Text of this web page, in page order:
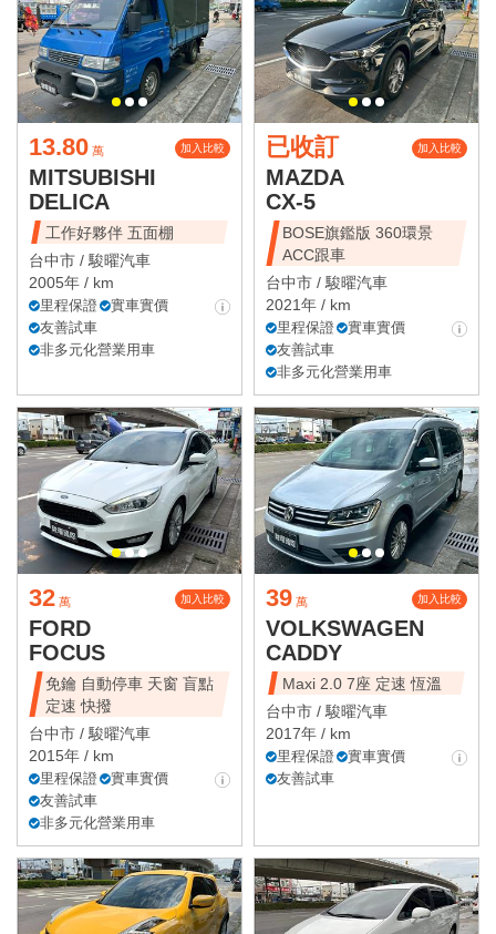
13.80 萬 加入比較
MITSUBISHI
DELICA
工作好夥伴 五面棚
台中市 /駿曜汽車
2005年 / km
里程保證
實車實價
友善試車
非多元化營業用車
已收訂 加入比較
MAZDA
CX-5
BOSE旗鑑版 360環景
ACC跟車
台中市 /駿曜汽車
2021年 / km
里程保證
實車實價
友善試車
非多元化營業用車
32 萬 加入比較
FORD
FOCUS
免鑰 自動停車 天窗 盲點
定速 快撥
台中市 /駿曜汽車
2015年 / km
里程保證
實車實價
友善試車
非多元化營業用車
39 萬 加入比較
VOLKSWAGEN
CADDY
Maxi 2.0 7座 定速 恆溫
台中市 /駿曜汽車
2017年 / km
里程保證
實車實價
友善試車